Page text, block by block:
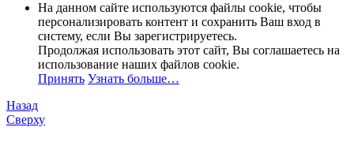
На данном сайте используются файлы cookie, чтобы
персонализировать контент и сохранить Ваш вход в
систему, если Вы зарегистрируетесь.
Продолжая использовать этот сайт, Вы соглашаетесь на
использование наших файлов cookie.
Принять Узнать больше…
Назад
Сверху